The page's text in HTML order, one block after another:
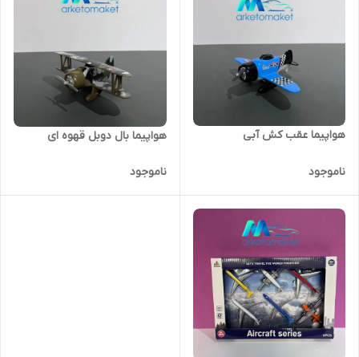
هواپیما عقب کش آبی
ناموجود
هواپیما بال دوبل قهوه ای
ناموجود